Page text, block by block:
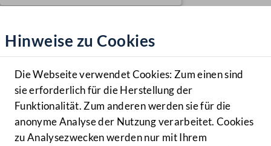
Hilfe
Benutzer
Navigationsmenü öffnen
MENÜ
Hinweise zu Cookies
Die Webseite verwendet Cookies: Zum einen sind
sie erforderlich für die Herstellung der
Funktionalität. Zum anderen werden sie für die
anonyme Analyse der Nutzung verarbeitet. Cookies
zu Analysezwecken werden nur mit Ihrem